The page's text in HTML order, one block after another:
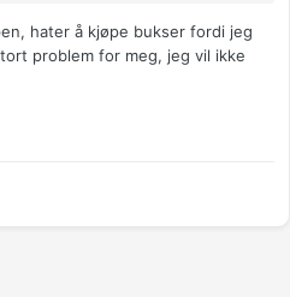
hater å kjøpe bukser fordi jeg
problem for meg, jeg vil ikke